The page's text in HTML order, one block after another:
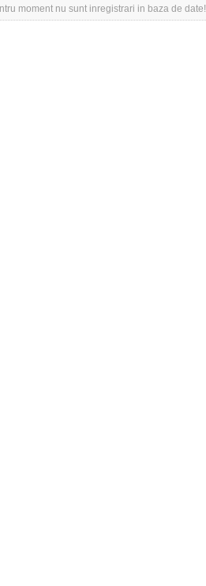
moment nu sunt inregistrari in baza de date!